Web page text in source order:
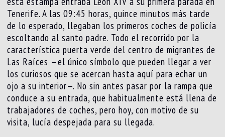
Tenerife. A las 09:45 horas, quince minutos más tarde
de lo esperado, llegaban los primeros coches de policía
escoltando al santo padre. Todo el recorrido por la
característica puerta verde del centro de migrantes de
Las Raíces —el único símbolo que pueden llegar a ver
los curiosos que se acercan hasta aquí para echar un
ojo a su interior—. No sin antes pasar por la rampa que
conduce a su entrada, que habitualmente está llena de
trabajadores de coches, pero hoy, con motivo de su
visita, lucía despejada para su llegada.